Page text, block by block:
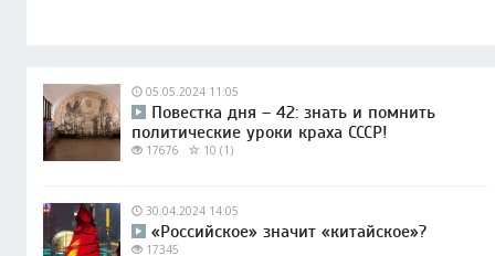
05.05.2024 11:05
Повестка дня – 42: знать и помнить
политические уроки краха СССР!
17676 10 (1)
30.04.2024 14:05
«Российское» значит «китайское»?
17345